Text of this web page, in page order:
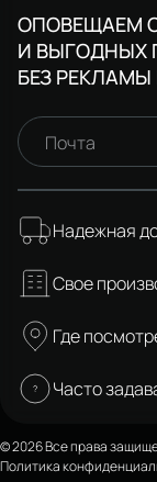
ОПОВЕЩАЕМ
И ВЫГОДНЫХ
БЕЗ
Почта
Надежная
Свое
Где
Часто
© 2026 Все права
Политика